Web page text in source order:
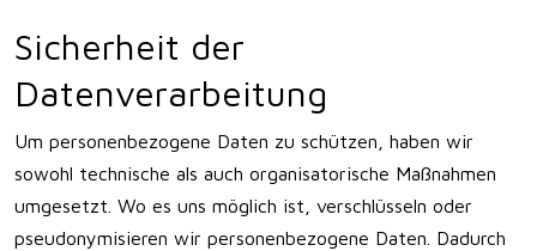
Sicherheit der
Datenverarbeitung
Um personenbezogene Daten zu schützen, haben wir
sowohl technische als auch organisatorische Maßnahmen
umgesetzt. Wo es uns möglich ist, verschlüsseln oder
pseudonymisieren wir personenbezogene Daten. Dadurch